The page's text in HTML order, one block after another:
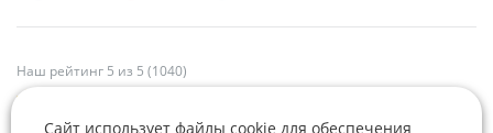
Наш рейтинг 5 из 5 (1040)
Сайт использует файлы cookie для обеспечения